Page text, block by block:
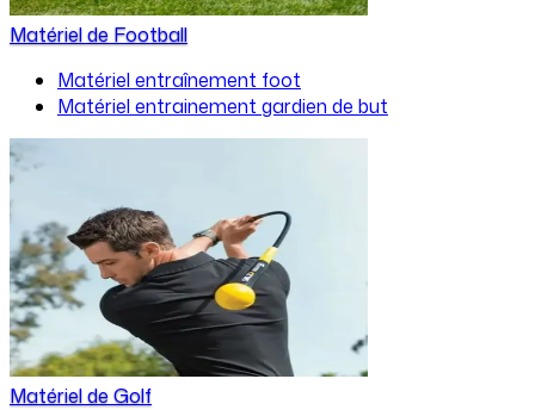
Matériel de Football
Matériel entraînement foot
Matériel entrainement gardien de but
Matériel de Golf